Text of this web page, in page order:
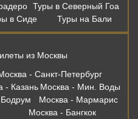
Туры в Северный Гоа
в Сиде Туры на Бали
из Москвы
- Санкт-Петербург
- Казань Москва - Мин. Воды
Москва - Мармарис
Москва - Бангкок